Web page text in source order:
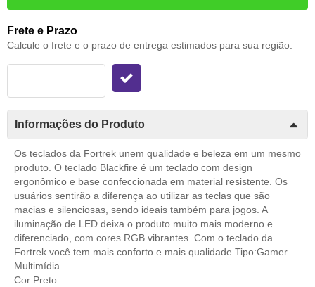
Frete e Prazo
Calcule o frete e o prazo de entrega estimados para sua região:
Informações do Produto
Os teclados da Fortrek unem qualidade e beleza em um mesmo
produto. O teclado Blackfire é um teclado com design
ergonômico e base confeccionada em material resistente. Os
usuários sentirão a diferença ao utilizar as teclas que são
macias e silenciosas, sendo ideais também para jogos. A
iluminação de LED deixa o produto muito mais moderno e
diferenciado, com cores RGB vibrantes. Com o teclado da
Fortrek você tem mais conforto e mais qualidade.Tipo:Gamer
Multimídia
Cor:Preto